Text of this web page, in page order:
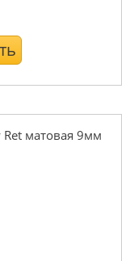
Ret матовая 9мм